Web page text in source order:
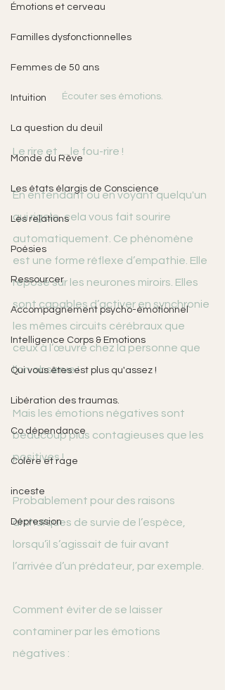
Émotions et cerveau
Familles dysfonctionnelles
Femmes de 50 ans
Intuition
La question du deuil
Monde du Rêve
Les états élargis de Conscience
Les relations
Poésies
Ressourcer
Accompagnement psycho-émotionnel
Intelligence Corps & Emotions
Qui vous êtes est plus qu'assez !
Libération des traumas.
Co dépendance
Colère et rage
inceste
Dépression
Écouter ses émotions.
Le rire et .... le fou-rire !
En entendant ou en voyant quelqu'un
qui rigole, cela vous fait sourire
automatiquement. Ce phénomène
est une forme réflexe d’empathie. Elle
repose sur les neurones miroirs. Elles
sont capables d’activer en synchronie
les mêmes circuits cérébraux que
ceux à l’œuvre chez la personne que
l’on observe !
Mais les émotions négatives sont
beaucoup plus contagieuses que les
positives !
Probablement pour des raisons
archaïques de survie de l’espèce,
lorsqu’il s’agissait de fuir avant
l’arrivée d’un prédateur, par exemple.
Comment éviter de se laisser
contaminer par les émotions
négatives :